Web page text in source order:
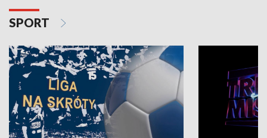
SPORT